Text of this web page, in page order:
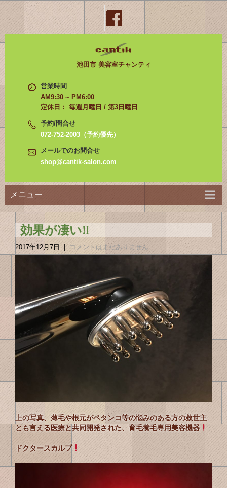
池田市 美容室チャンティ
営業時間
AM9:30 ~ PM6:00
定休日： 毎週月曜日 / 第3日曜日
予約/問合せ
072-752-2003（予約優先）
メールでのお問合せ
shop@cantik-salon.com
メニュー
効果が凄い‼︎
2017年12月7日 | コメントはまだありません
上の写真、薄毛や根元がペタンコ等の悩みのある方の救世主
とも言える医療と共同開発された、育毛養毛専用美容機器
ドクタースカルプ